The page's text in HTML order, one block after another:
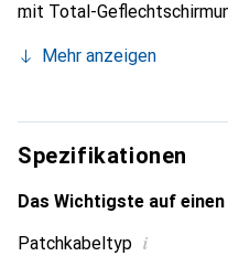
mit Total-
Rechenzentren,
10GBaseT entwickelt.
Spezifikation ISO/IEC
Kabel sind einzeln in
Mehr anzeigen
Spezifikationen
Das Wichtigste auf
Patchkabeltyp i